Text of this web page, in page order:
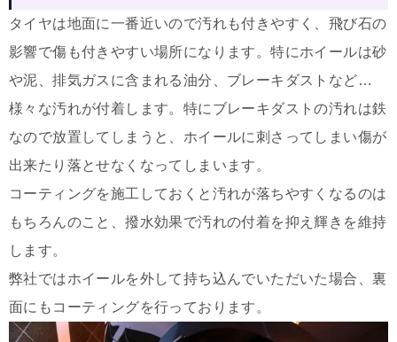
タイヤは地面に一番近いので汚れも付きやすく、飛び石の
影響で傷も付きやすい場所になります。特にホイールは砂
や泥、排気ガスに含まれる油分、ブレーキダストなど…
様々な汚れが付着します。特にブレーキダストの汚れは鉄
なので放置してしまうと、ホイールに刺さってしまい傷が
出来たり落とせなくなってしまいます。
コーティングを施工しておくと汚れが落ちやすくなるのは
もちろんのこと、撥水効果で汚れの付着を抑え輝きを維持
します。
弊社ではホイールを外して持ち込んでいただいた場合、裏
面にもコーティングを行っております。